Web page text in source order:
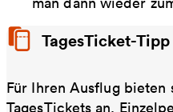
TagesTicket-Tipp
Für Ihren Ausflug bieten
TagesTickets an.